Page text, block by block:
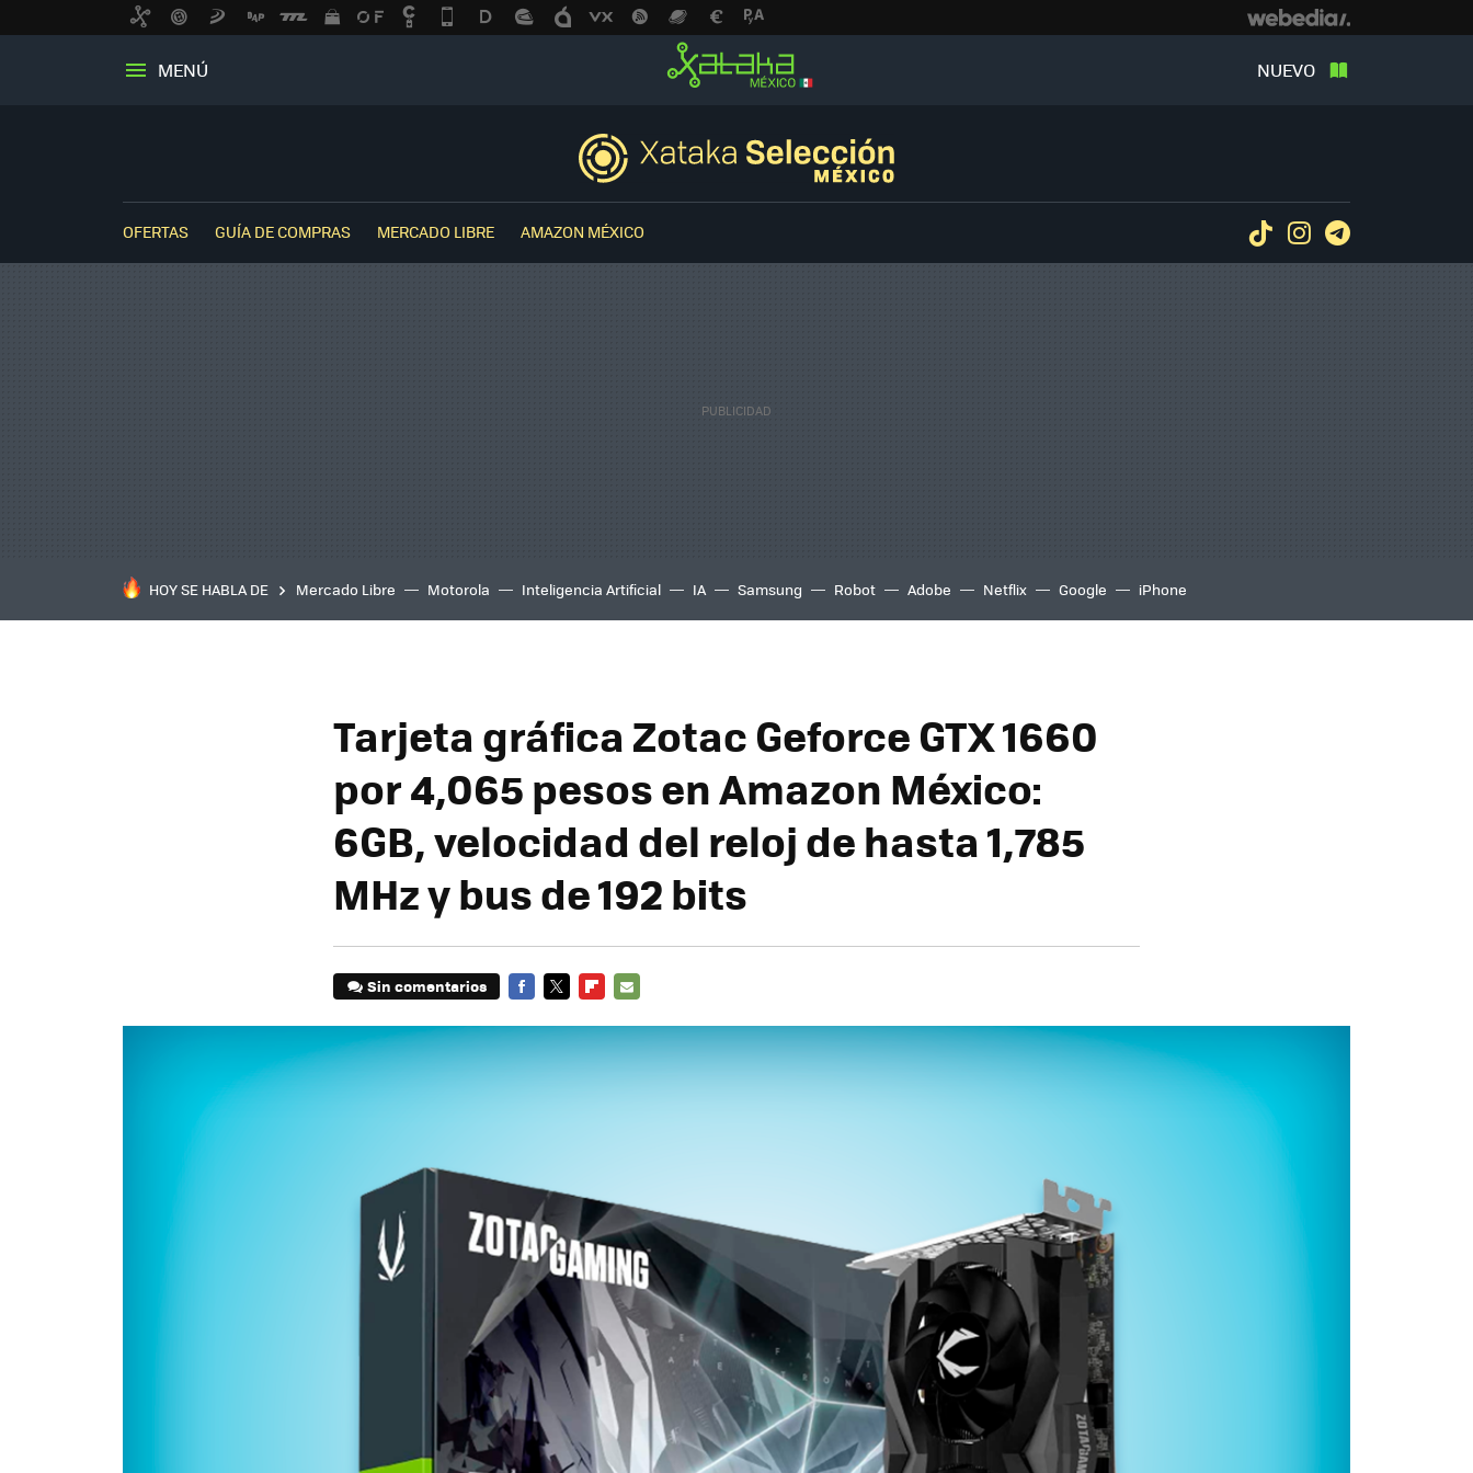
MENÚ NUEVO
OFERTAS GUÍA DE COMPRAS MERCADO LIBRE AMAZON MÉXICO TiktokInstagram
HOY SE HABLA DE Mercado Libre Motorola Inteligencia Artificial IA Samsung Robot Adobe Netflix Google iPhone
Tarjeta gráfica Zotac Geforce GTX 1660
por 4,065 pesos en Amazon México:
6GB, velocidad del reloj de hasta 1,785
MHz y bus de 192 bits
Sin comentarios
MAIL